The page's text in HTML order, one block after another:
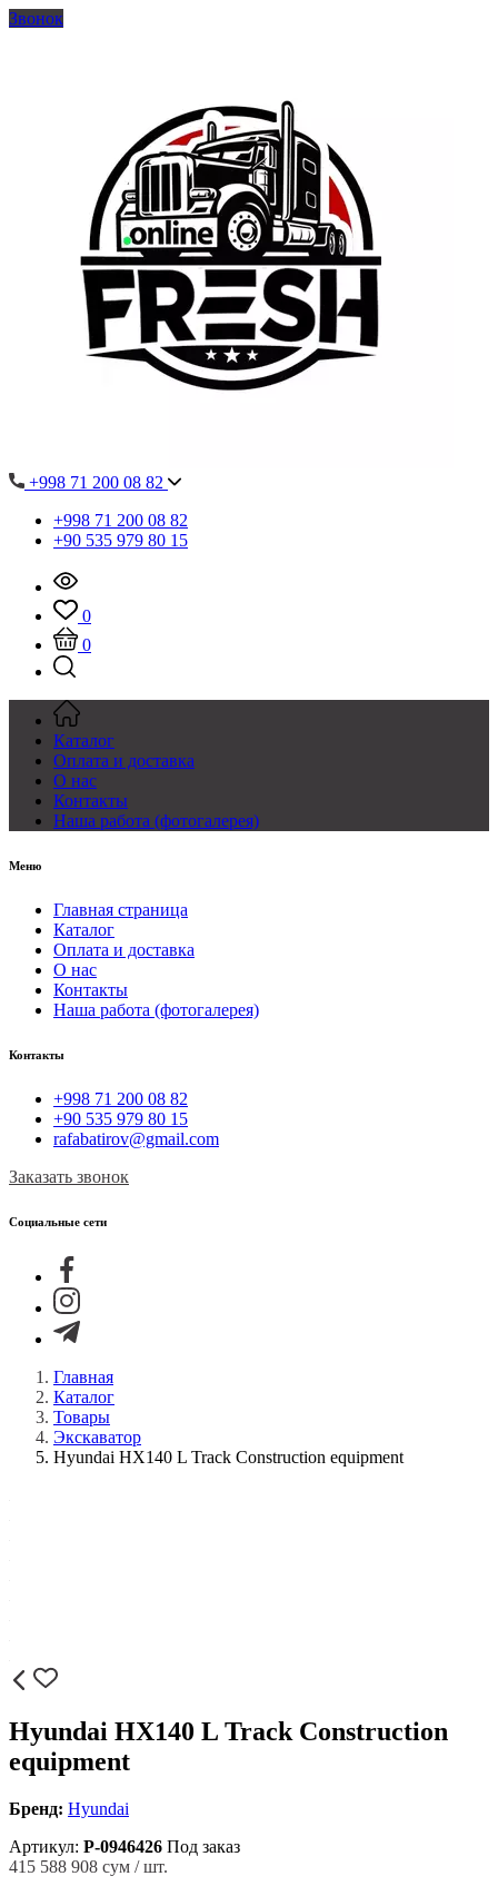
Звонок
+998 71 200 08 82
+998 71 200 08 82
+90 535 979 80 15
0
0
Каталог
Оплата и доставка
О нас
Контакты
Наша работа (фотогалерея)
Меню
Главная страница
Каталог
Оплата и доставка
О нас
Контакты
Наша работа (фотогалерея)
Контакты
+998 71 200 08 82
+90 535 979 80 15
rafabatirov@gmail.com
Заказать звонок
Социальные сети
Главная
Каталог
Товары
Экскаватор
Hyundai HX140 L Track Construction equipment
Hyundai HX140 L Track Construction
equipment
Бренд: Hyundai
Артикул: P-0946426 Под заказ
415 588 908 сум / шт.